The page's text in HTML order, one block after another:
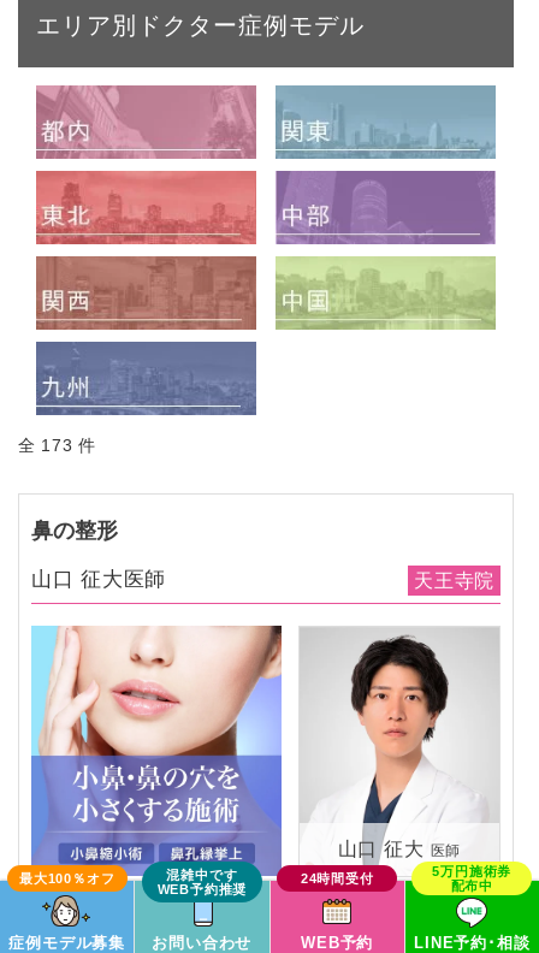
エリア別ドクター症例モデル
全 173 件
鼻の整形
山口 征大医師 天王寺院
山口 征大 医師
この症例モデルで予約
症例モデル募集 お問い合わせ WEB予約 LINE予約･相談